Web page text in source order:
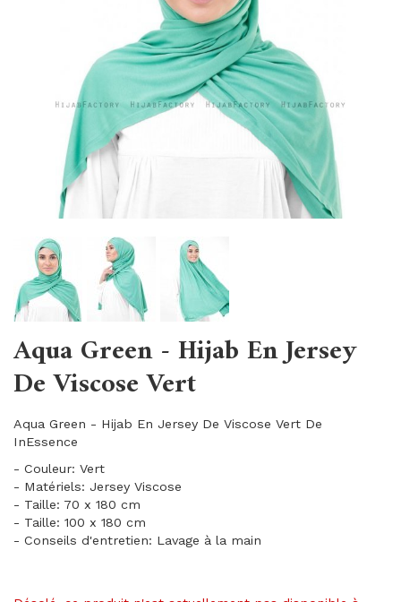
Aqua Green - Hijab En Jersey
De Viscose Vert
Aqua Green - Hijab En Jersey De Viscose Vert De
InEssence
- Couleur: Vert
- Matériels: Jersey Viscose
- Taille: 70 x 180 cm
- Taille: 100 x 180 cm
- Conseils d'entretien: Lavage à la main